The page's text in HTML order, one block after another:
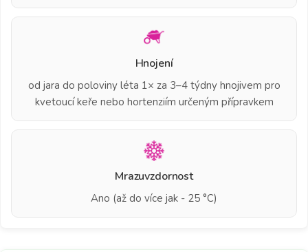
Hnojení
od jara do poloviny léta 1× za 3–4 týdny hnojivem pro
kvetoucí keře nebo hortenziím určeným přípravkem
Mrazuvzdornost
Ano (až do více jak - 25 °C)